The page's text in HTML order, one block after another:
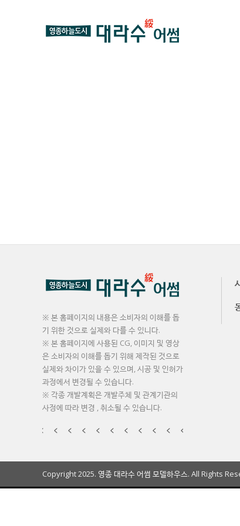
※ 본 홈페이지의 내용은 소비자의 이해를 돕
기 위한 것으로 실제와 다를 수 있니다.
※ 본 홈페이지에 사용된 CG, 이미지 및 영상
은 소비자의 이해를 돕기 위해 제작된 것으로
실제와 차이가 있을 수 있으며, 시공 및 인허가
과정에서 변경될 수 있습니다.
※ 각종 개발계획은 개발주체 및 관계기관의
사정에 따라 변경 , 취소될 수 있습니다.
Copyright 2025. 영종 대라수 어썸 모델하우스. All Rights